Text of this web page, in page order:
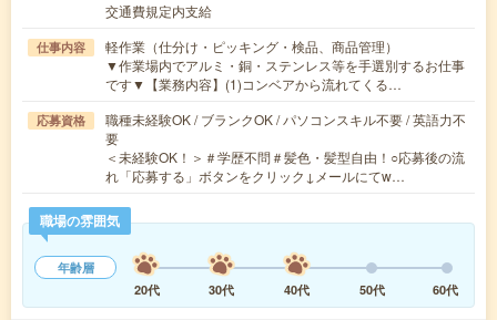
交通費規定内支給
仕事内容
軽作業（仕分け・ピッキング・検品、商品管理）
▼作業場内でアルミ・銅・ステンレス等を手選別するお仕事
です▼【業務内容】(1)コンベアから流れてくる…
応募資格
職種未経験OK / ブランクOK / パソコンスキル不要 / 英語力不
要
＜未経験OK！＞＃学歴不問＃髪色・髪型自由！○応募後の流
れ「応募する」ボタンをクリック↓メールにてw…
職場の雰囲気
年齢層
20代
30代 40代 50代 60代